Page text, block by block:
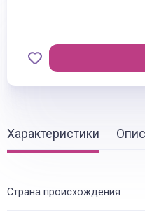
Характеристики
Страна происхождения